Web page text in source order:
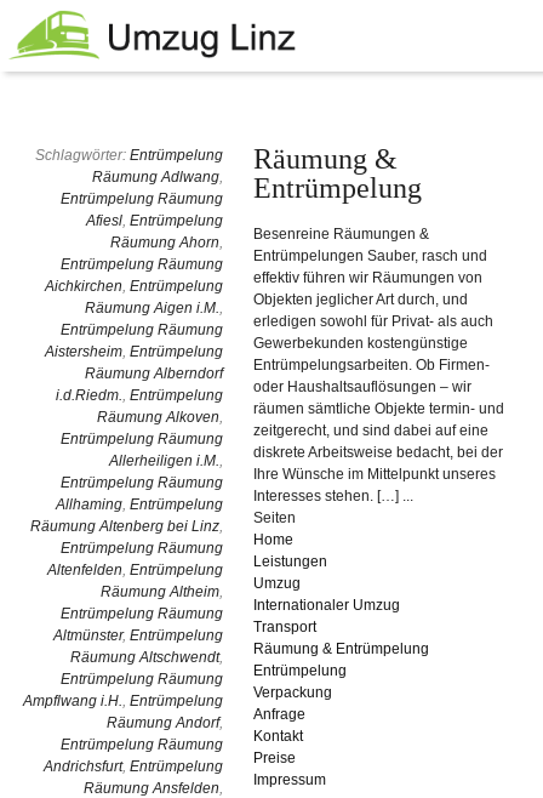
Schlagwörter: Entrümpelung
Räumung Adlwang,
Entrümpelung Räumung
Afiesl, Entrümpelung
Räumung Ahorn,
Entrümpelung Räumung
Aichkirchen, Entrümpelung
Räumung Aigen i.M.,
Entrümpelung Räumung
Aistersheim, Entrümpelung
Räumung Alberndorf
i.d.Riedm., Entrümpelung
Räumung Alkoven,
Entrümpelung Räumung
Allerheiligen i.M.,
Entrümpelung Räumung
Allhaming, Entrümpelung
Räumung Altenberg bei Linz,
Entrümpelung Räumung
Altenfelden, Entrümpelung
Räumung Altheim,
Entrümpelung Räumung
Altmünster, Entrümpelung
Räumung Altschwendt,
Entrümpelung Räumung
Ampflwang i.H., Entrümpelung
Räumung Andorf,
Entrümpelung Räumung
Andrichsfurt, Entrümpelung
Räumung Ansfelden,
Räumung &
Entrümpelung
Besenreine Räumungen &
Entrümpelungen Sauber, rasch und
effektiv führen wir Räumungen von
Objekten jeglicher Art durch, und
erledigen sowohl für Privat- als auch
Gewerbekunden kostengünstige
Entrümpelungsarbeiten. Ob Firmen-
oder Haushaltsauflösungen – wir
räumen sämtliche Objekte termin- und
zeitgerecht, und sind dabei auf eine
diskrete Arbeitsweise bedacht, bei der
Ihre Wünsche im Mittelpunkt unseres
Interesses stehen. […] ...
Seiten
Home
Leistungen
Umzug
Internationaler Umzug
Transport
Räumung & Entrümpelung
Entrümpelung
Verpackung
Anfrage
Kontakt
Preise
Impressum